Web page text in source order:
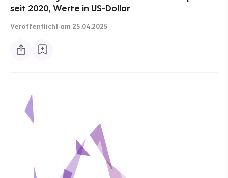
seit 2020, Werte in US-Dollar
Veröffentlicht am 25.04.2025